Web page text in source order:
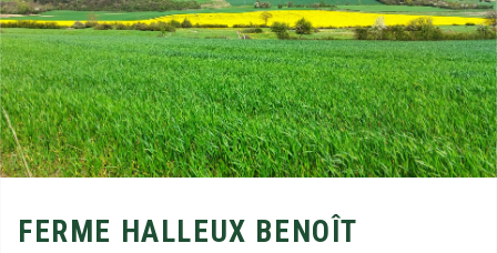
FERME HALLEUX BENOÎT